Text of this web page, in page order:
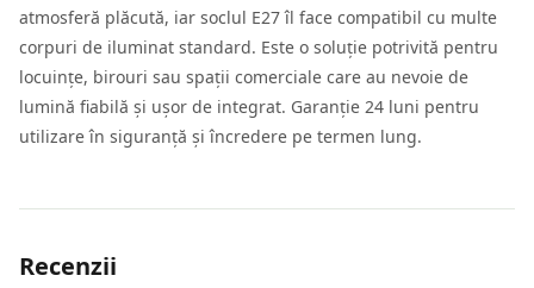
atmosferă plăcută, iar soclul E27 îl face compatibil cu multe
corpuri de iluminat standard. Este o soluție potrivită pentru
locuințe, birouri sau spații comerciale care au nevoie de
lumină fiabilă și ușor de integrat. Garanție 24 luni pentru
utilizare în siguranță și încredere pe termen lung.
Recenzii